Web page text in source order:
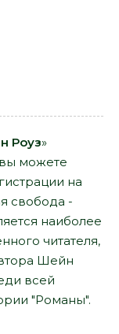
Роуз»
вы можете
на
свобода -
наиболее
читателя,
Шейн
всей
"Романы".